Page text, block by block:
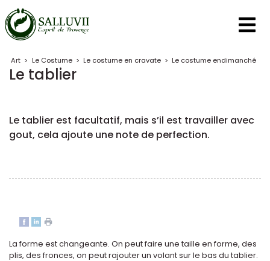
Panneau de gestion des cookies
Art > Le Costume > Le costume en cravate > Le costume endimanché
Le tablier
Le tablier est facultatif, mais s’il est travailler avec
gout, cela ajoute une note de perfection.
La forme est changeante. On peut faire une taille en forme, des
plis, des fronces, on peut rajouter un volant sur le bas du tablier.